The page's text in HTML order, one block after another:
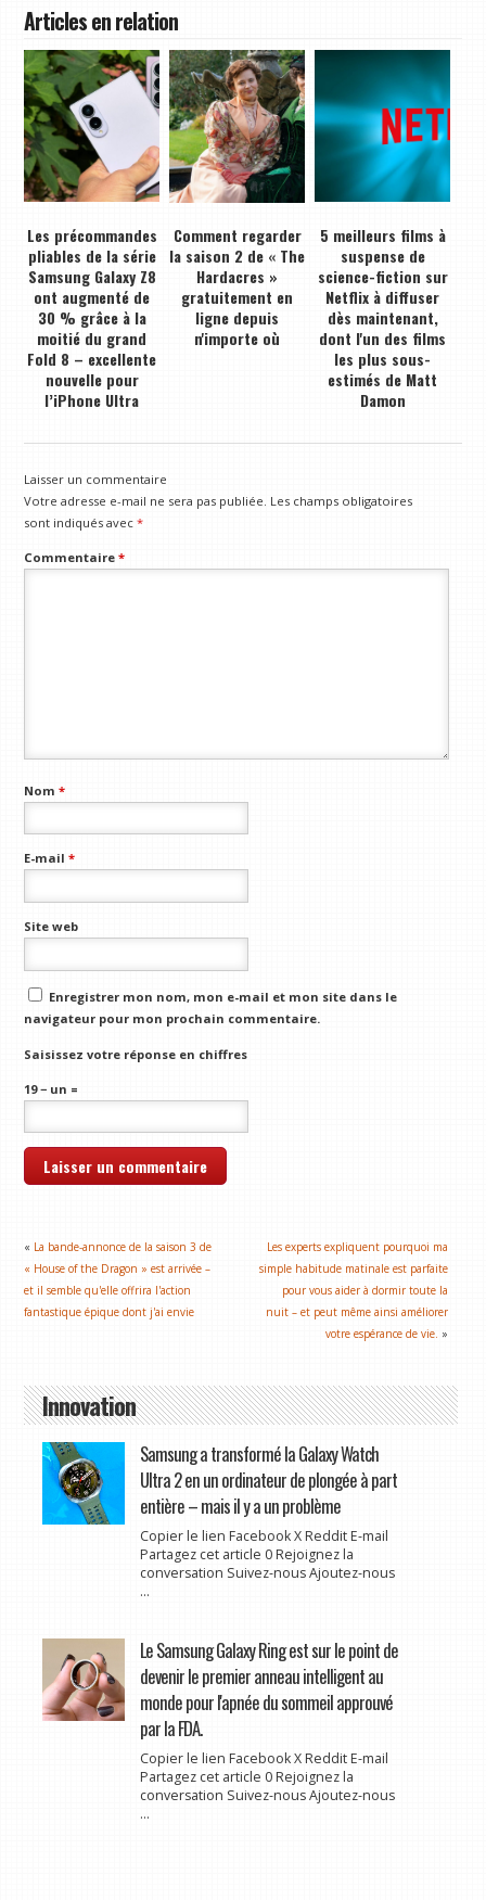
Articles en relation
Les précommandes
pliables de la série
Samsung Galaxy Z8
ont augmenté de
30 % grâce à la
moitié du grand
Fold 8 – excellente
nouvelle pour
l’iPhone Ultra
Comment regarder
la saison 2 de « The
Hardacres »
gratuitement en
ligne depuis
n'importe où
5 meilleurs films à
suspense de
science-fiction sur
Netflix à diffuser
dès maintenant,
dont l'un des films
les plus sous-
estimés de Matt
Damon
Laisser un commentaire
Votre adresse e-mail ne sera pas publiée. Les champs obligatoires
sont indiqués avec*
Commentaire*
Nom*
E-mail*
Site web
Enregistrer mon nom, mon e-mail et mon site dans le
navigateur pour mon prochain commentaire.
Saisissez votre réponse en chiffres
19 − un =
« La bande-annonce de la saison 3 de
« House of the Dragon » est arrivée –
et il semble qu'elle offrira l'action
fantastique épique dont j'ai envie
Les experts expliquent pourquoi ma
simple habitude matinale est parfaite
pour vous aider à dormir toute la
nuit – et peut même ainsi améliorer
votre espérance de vie. »
Innovation
Samsung a transformé la Galaxy Watch
Ultra 2 en un ordinateur de plongée à part
entière – mais il y a un problème
Copier le lien Facebook X Reddit E-mail
Partagez cet article 0 Rejoignez la
conversation Suivez-nous Ajoutez-nous
...
Le Samsung Galaxy Ring est sur le point de
devenir le premier anneau intelligent au
monde pour l'apnée du sommeil approuvé
par la FDA.
Copier le lien Facebook X Reddit E-mail
Partagez cet article 0 Rejoignez la
conversation Suivez-nous Ajoutez-nous
...